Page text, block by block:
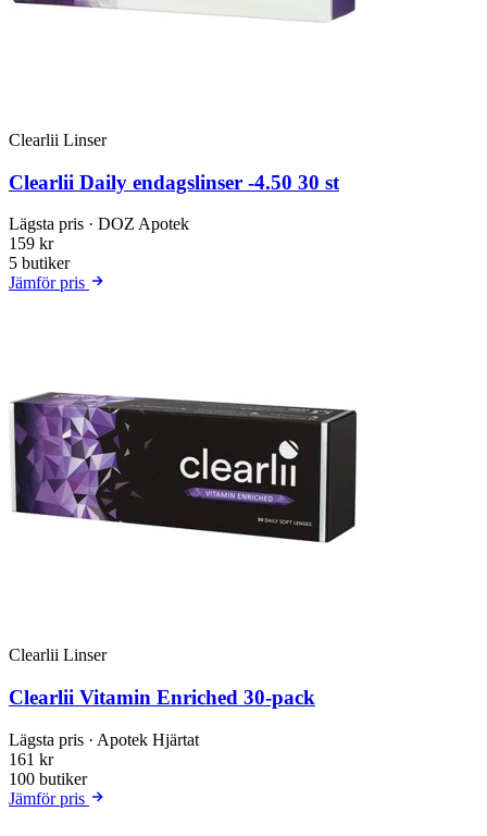
Clearlii Linser
Clearlii Daily endagslinser -4.50 30 st
Lägsta pris · DOZ Apotek
159 kr
5 butiker
Jämför pris
Clearlii Linser
Clearlii Vitamin Enriched 30-pack
Lägsta pris · Apotek Hjärtat
161 kr
100 butiker
Jämför pris